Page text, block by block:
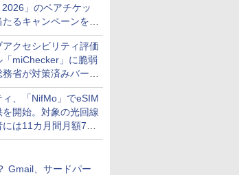
2026」のペアチケッ
たるキャンペーンをX
。8月16日まで
アクセシビリティ評価
「miChecker」に脆弱
省が対策済みバージ
の更新を呼び掛け
ィ、「NifMo」でeSIM
を開始。対象の光回線
は11カ月間月額770
のキャンペーン
Gmail、サードパー